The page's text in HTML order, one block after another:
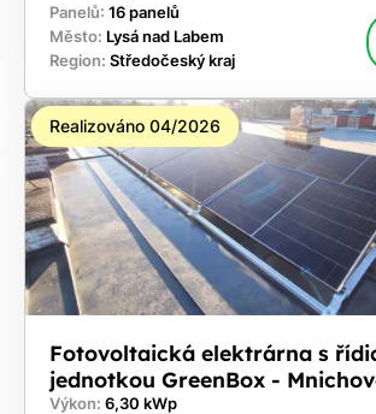
Panelů: 16 panelů
Město: Lysá nad Labem
Region: Středočeský kraj
Realizováno 04/2026
Fotovoltaická elektrárna s
jednotkou GreenBox -
Výkon: 6,30 kWp